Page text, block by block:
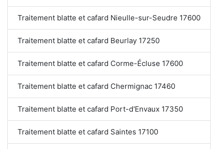
Traitement blatte et cafard Nieulle-sur-Seudre 17600
Traitement blatte et cafard Beurlay 17250
Traitement blatte et cafard Corme-Écluse 17600
Traitement blatte et cafard Chermignac 17460
Traitement blatte et cafard Port-d'Envaux 17350
Traitement blatte et cafard Saintes 17100